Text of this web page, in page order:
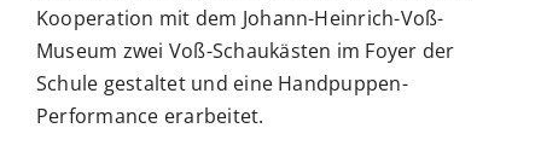
PUBLIKATIONEN
Kooperation mit dem Johann-Heinrich-Voß-
Museum zwei Voß-Schaukästen im Foyer der
Schule gestaltet und eine Handpuppen-
Performance erarbeitet.